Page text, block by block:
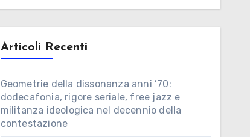
Articoli Recenti
Geometrie della dissonanza anni ’70:
dodecafonia, rigore seriale, free jazz e
militanza ideologica nel decennio della
contestazione